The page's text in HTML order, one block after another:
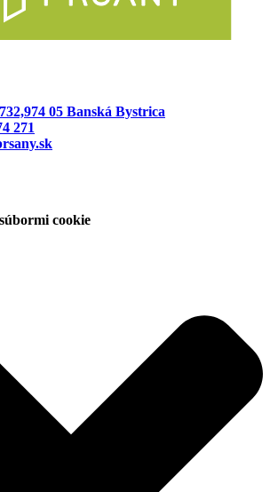
05 Banská Bystrica
271
cookie